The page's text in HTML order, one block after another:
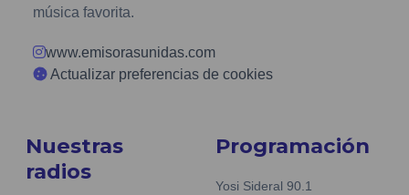
música favorita.
www.emisorasunidas.com
Actualizar preferencias de cookies
Nuestras
radios
Programación
Yosi Sideral 90.1